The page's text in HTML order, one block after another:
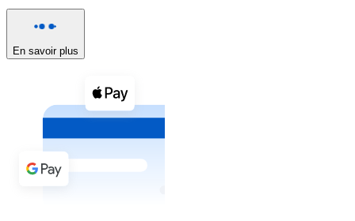
Voir toutes
Coupons crypto
Achetez des cryptomonnaies en espèces et d'autres
Acheter avec espèces
Virement SEPA
En savoir plus